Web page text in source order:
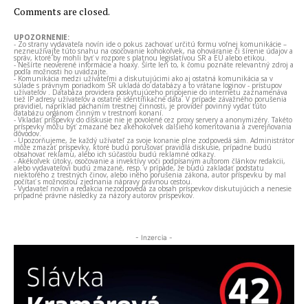
Comments are closed.
UPOZORNENIE:
- Zo strany vydavateľa novín ide o pokus zachovať určitú formu voľnej komunikácie –
nezneužívajte túto snahu na osočovanie kohokoľvek, na ohováranie či šírenie údajov a
správ, ktoré by mohli byť v rozpore s platnou legislatívou SR a EÚ alebo etikou.
- Nešírte neoverené informácie a hoaxy. Šírte len to, k čomu poznáte relevantný zdroj a
podľa možnosti ho uvádzajte.
- Komunikácia medzi užívateľmi a diskutujúcimi ako aj ostatná komunikácia sa v
súlade s právnym poriadkom SR ukladá do databázy a to vrátane loginov - prístupov
užívateľov . Databáza providera poskytujúceho pripojenie do internetu zaznamenáva
tiež IP adresy užívateľov a ostatné identifikačné dáta. V prípade závažného porušenia
pravidiel, napríklad páchaním trestnej činnosti, je provider povinný vydať túto
databázu orgánom činným v trestnom konaní.
- Vkladať príspevky do diskusie nie je povolené cez proxy servery a anonymizéry. Takéto
príspevky môžu byť zmazané bez akéhokoľvek ďalšieho komentovania a zverejňovania
dôvodov.
- Upozorňujeme, že každý užívateľ za svoje konanie plne zodpovedá sám. Administrátor
môže zmazať príspevky, ktoré budú porušovať pravidlá diskusie, prípadne budú
obsahovať reklamu, alebo ich súčasťou budú reklamné odkazy.
- Akékoľvek útoky, osočovanie a invektívy voči podpísaným autorom článkov redakcii,
alebo vydavateľovi budú zmazané, resp. v prípade, že budú zakladať podstatu
niektorého z trestných činov, alebo iného porušenia zákona, autor príspevku by mal
počítať s možnosťou zjednania nápravy právnou cestou.
- Vydavateľ novín a redakcia nezodpovedá za obsah príspevkov diskutujúcich a nenesie
prípadné právne následky za názory autorov príspevkov.
- Inzercia -